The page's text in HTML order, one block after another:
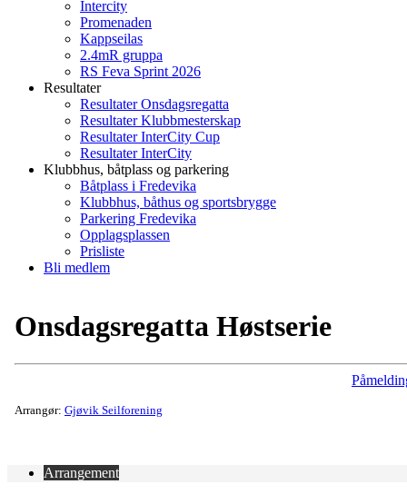
Intercity
Promenaden
Kappseilas
2.4mR gruppa
RS Feva Sprint 2026
Resultater
Resultater Onsdagsregatta
Resultater Klubbmesterskap
Resultater InterCity Cup
Resultater InterCity
Klubbhus, båtplass og parkering
Båtplass i Fredevika
Klubbhus, båthus og sportsbrygge
Parkering Fredevika
Opplagsplassen
Prisliste
Bli medlem
Onsdagsregatta Høstserie
Arrangør: Gjøvik Seilforening
Arrangement